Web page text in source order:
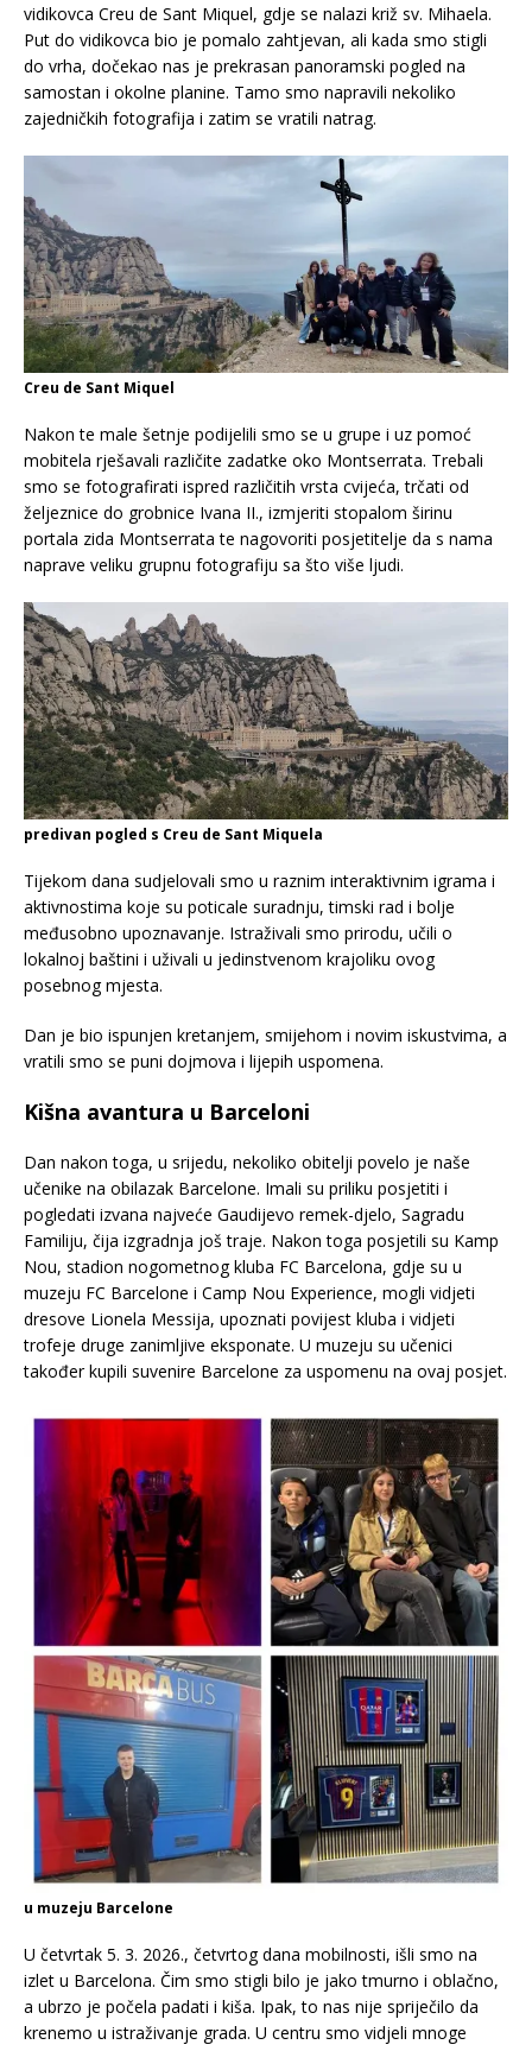
vidikovca Creu de Sant Miquel, gdje se nalazi križ sv. Mihaela.
Put do vidikovca bio je pomalo zahtjevan, ali kada smo stigli
do vrha, dočekao nas je prekrasan panoramski pogled na
samostan i okolne planine. Tamo smo napravili nekoliko
zajedničkih fotografija i zatim se vratili natrag.
Creu de Sant Miquel
Nakon te male šetnje podijelili smo se u grupe i uz pomoć
mobitela rješavali različite zadatke oko Montserrata. Trebali
smo se fotografirati ispred različitih vrsta cvijeća, trčati od
željeznice do grobnice Ivana II., izmjeriti stopalom širinu
portala zida Montserrata te nagovoriti posjetitelje da s nama
naprave veliku grupnu fotografiju sa što više ljudi.
predivan pogled s Creu de Sant Miquela
Tijekom dana sudjelovali smo u raznim interaktivnim igrama i
aktivnostima koje su poticale suradnju, timski rad i bolje
međusobno upoznavanje. Istraživali smo prirodu, učili o
lokalnoj baštini i uživali u jedinstvenom krajoliku ovog
posebnog mjesta.
Dan je bio ispunjen kretanjem, smijehom i novim iskustvima, a
vratili smo se puni dojmova i lijepih uspomena.
Kišna avantura u Barceloni
Dan nakon toga, u srijedu, nekoliko obitelji povelo je naše
učenike na obilazak Barcelone. Imali su priliku posjetiti i
pogledati izvana najveće Gaudijevo remek-djelo, Sagradu
Familiju, čija izgradnja još traje. Nakon toga posjetili su Kamp
Nou, stadion nogometnog kluba FC Barcelona, gdje su u
muzeju FC Barcelone i Camp Nou Experience, mogli vidjeti
dresove Lionela Messija, upoznati povijest kluba i vidjeti
trofeje druge zanimljive eksponate. U muzeju su učenici
također kupili suvenire Barcelone za uspomenu na ovaj posjet.
u muzeju Barcelone
U četvrtak 5. 3. 2026., četvrtog dana mobilnosti, išli smo na
izlet u Barcelona. Čim smo stigli bilo je jako tmurno i oblačno,
a ubrzo je počela padati i kiša. Ipak, to nas nije spriječilo da
krenemo u istraživanje grada. U centru smo vidjeli mnoge